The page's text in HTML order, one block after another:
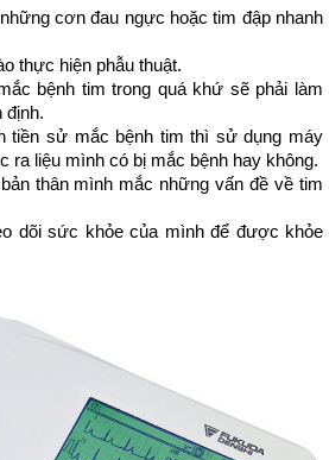
cơn đau ngực hoặc tim đập nhanh
thực hiện phẫu thuật.
bệnh tim trong quá khứ sẽ phải làm
định.
tiền sử mắc bệnh tim thì sử dụng máy
ra liệu mình có bị mắc bệnh hay không.
thân mình mắc những vấn đề về tim
dõi sức khỏe của mình để được khỏe